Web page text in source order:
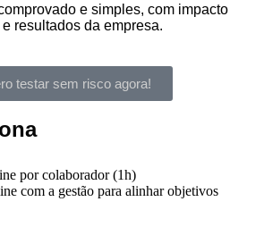
e simples, com impacto
resultados da empresa.
testar sem risco agora!
por colaborador (1h)
com a gestão para alinhar objetivos